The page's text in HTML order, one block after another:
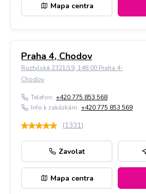
Mapa centra
Praha 4, Chodov
Roztylská 2321/19, 148 00 Praha 4-
Chodov
Telefon: +420 775 853 568
Info k zakázkám: +420 775 853 569
(1331)
Zavolat
Mapa centra